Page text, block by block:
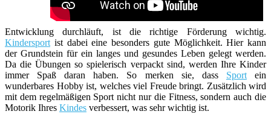
Entwicklung durchläuft, ist die richtige Förderung wichtig.
Kindersport ist dabei eine besonders gute Möglichkeit. Hier kann
der Grundstein für ein langes und gesundes Leben gelegt werden.
Da die Übungen so spielerisch verpackt sind, werden Ihre Kinder
immer Spaß daran haben. So merken sie, dass Sportein
wunderbares Hobby ist, welches viel Freude bringt. Zusätzlich wird
mit dem regelmäßigen Sport nicht nur die Fitness, sondern auch die
Motorik Ihres Kindes verbessert, was sehr wichtig ist.